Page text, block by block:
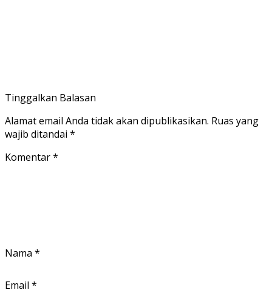
Tinggalkan Balasan
Alamat email Anda tidak akan dipublikasikan. Ruas yang
wajib ditandai *
Komentar*
Nama *
Email *